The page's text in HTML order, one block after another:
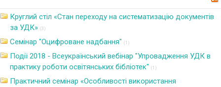
Круглий стіл «Стан переходу на систематизацію документів
за УДК» (3)
Семінар "Оцифроване надбання" (1)
Події 2018 - Всеукраїнський вебінар "Упровадження УДК в
практику роботи освітянських бібліотек" (1)
Практичний семінар «Особливості використання